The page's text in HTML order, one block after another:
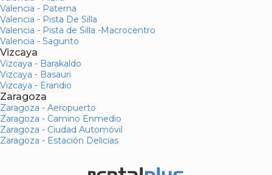
Valencia - Paterna
Valencia - Pista De Silla
Valencia - Pista de Silla -Macrocentro
Valencia - Sagunto
Vizcaya
Vizcaya - Barakaldo
Vizcaya - Basauri
Vizcaya - Erandio
Zaragoza
Zaragoza - Aeropuerto
Zaragoza - Camino Enmedio
Zaragoza - Ciudad Automóvil
Zaragoza - Estación Delicias